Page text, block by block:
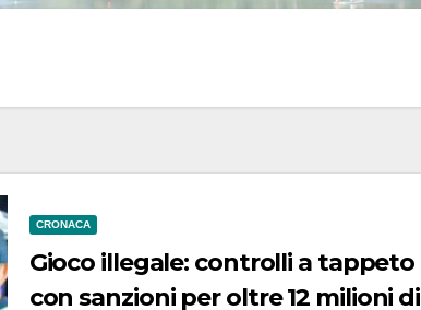
CRONACA
Gioco illegale: controlli a tappeto
con sanzioni per oltre 12 milioni di